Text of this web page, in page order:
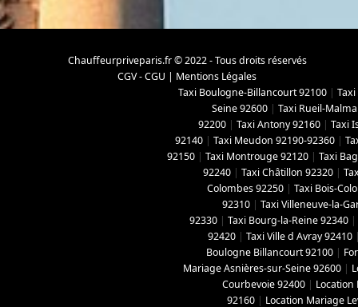
Chauffeurpriveparis.fr © 2022 - Tous droits réservés
CGV - CGU | Mentions Légales
Taxi Boulogne-Billancourt 92100 |
Seine 92600 | Taxi Rueil-
92200 | Taxi Antony 92160 | Taxi
92140 | Taxi Meudon 92190-92360 |
92150 | Taxi Montrouge 92120 | Taxi
92240 | Taxi Châtillon 92320 |
Colombes 92250 | Taxi Bois-
92310 | Taxi Villeneuve-la-
92330 | Taxi Bourg-la-Reine 92340 |
92420 | Taxi Ville d Avray 92410
Boulogne Billancourt 92100 |
Mariage Asnières-sur-Seine 92600 |
Courbevoie 92400 | Location
92160 | Location Mariage